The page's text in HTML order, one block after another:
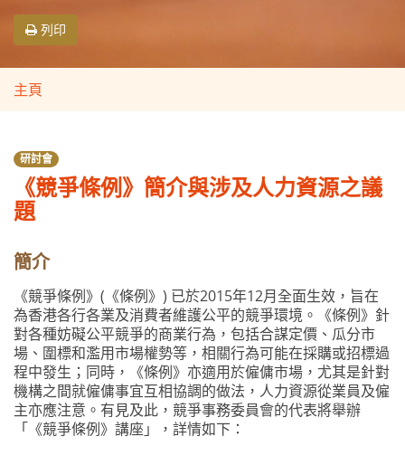
列印
主頁
研討會
《競爭條例》簡介與涉及人力資源之議
題
簡介
《競爭條例》 ( 《條例》 ) 已於2015年12月全面生效，旨在
為香港各行各業及消費者維護公平的競爭環境。《條例》針
對各種妨礙公平競爭的商業行為，包括合謀定價、瓜分市
場、圍標和濫用市場權勢等，相關行為可能在採購或招標過
程中發生；同時，《條例》亦適用於僱傭市場，尤其是針對
機構之間就僱傭事宜互相協調的做法，人力資源從業員及僱
主亦應注意。有見及此，競爭事務委員會的代表將舉辦
「《競爭條例》講座」，詳情如下：